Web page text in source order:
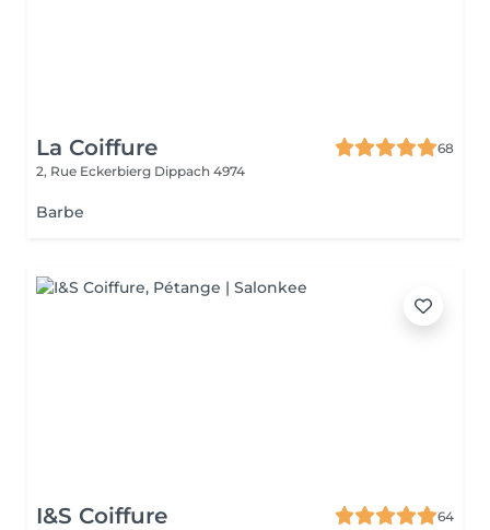
La Coiffure
68
2, Rue Eckerbierg Dippach 4974
Barbe
I&S Coiffure
64